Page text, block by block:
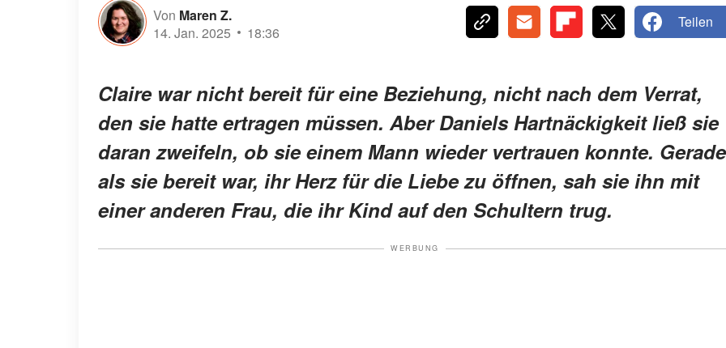
Von Maren Z.
14. Jan. 2025
18:36
Teilen
Claire war nicht bereit für eine Beziehung, nicht nach dem Verrat,
den sie hatte ertragen müssen. Aber Daniels Hartnäckigkeit ließ sie
daran zweifeln, ob sie einem Mann wieder vertrauen konnte. Gerade
als sie bereit war, ihr Herz für die Liebe zu öffnen, sah sie ihn mit
einer anderen Frau, die ihr Kind auf den Schultern trug.
WERBUNG